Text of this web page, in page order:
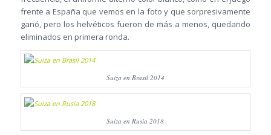
frente a España que vemos en la foto y que sorpresivamente
ganó, pero los helvéticos fueron de más a menos, quedando
eliminados en primera ronda.
Suiza en Brasil 2014
Suiza en Rusia 2018